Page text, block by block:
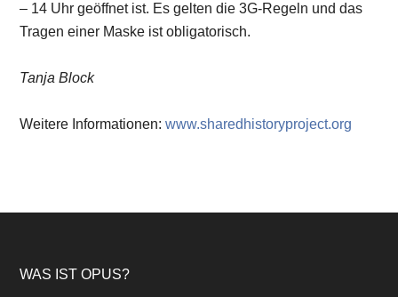
– 14 Uhr geöffnet ist. Es gelten die 3G-Regeln und das
Tragen einer Maske ist obligatorisch.
Tanja Block
Weitere Informationen:www.sharedhistoryproject.org
Footer
WAS IST OPUS?